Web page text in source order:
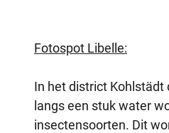
Fotospot Libelle:
In het district Kohlstädt
langs een stuk water
insectensoorten. Dit